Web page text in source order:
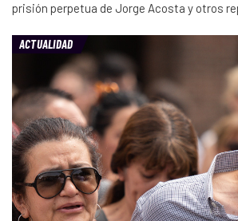
prisión perpetua de Jorge Acosta y otros
ACTUALIDAD